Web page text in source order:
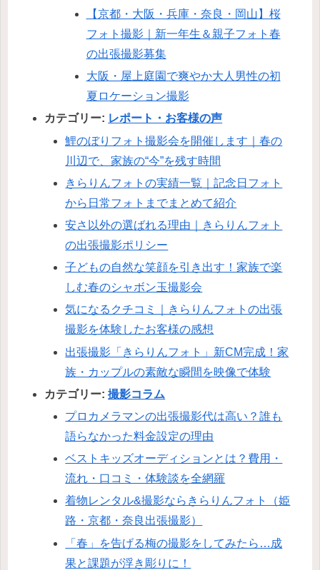
【京都・大阪・兵庫・奈良・岡山】桜
フォト撮影｜新一年生＆親子フォト春
の出張撮影募集
大阪・屋上庭園で爽やか大人男性の初
夏ロケーション撮影
カテゴリー: レポート・お客様の声
鯉のぼりフォト撮影会を開催します｜春の
川辺で、家族の“今”を残す時間
きらりんフォトの実績一覧｜記念日フォト
から日常フォトまでまとめて紹介
安さ以外の選ばれる理由｜きらりんフォト
の出張撮影ポリシー
子どもの自然な笑顔を引き出す！家族で楽
しむ春のシャボン玉撮影会
気になるクチコミ｜きらりんフォトの出張
撮影を体験したお客様の感想
出張撮影「きらりんフォト」新CM完成！家
族・カップルの素敵な瞬間を映像で体験
カテゴリー:撮影コラム
プロカメラマンの出張撮影代は高い？誰も
語らなかった料金設定の理由
ベストキッズオーディションとは？費用・
流れ・口コミ・体験談を全網羅
着物レンタル&撮影ならきらりんフォト（姫
路・京都・奈良出張撮影）
「春」を告げる梅の撮影をしてみたら…成
果と課題が浮き彫りに！